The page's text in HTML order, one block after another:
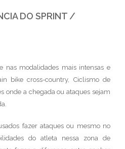
DO SPRINT /
nas modalidades mais intensas e
bike cross-country, Ciclismo de
onde a chegada ou ataques sejam
fazer ataques ou mesmo no
do atleta nessa zona de